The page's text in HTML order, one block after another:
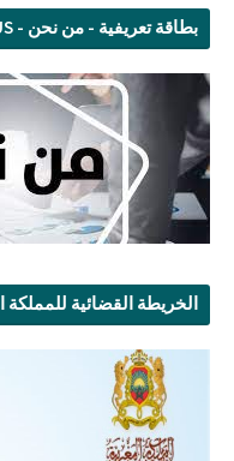
بطاقة تعريفية - من نحن - QUI SOMMES-NOUS
الخريطة القضائية للمملكة